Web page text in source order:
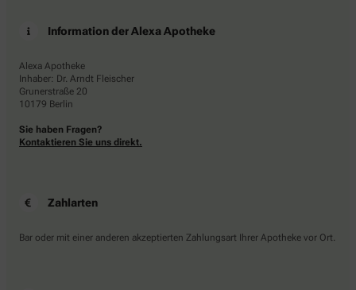
Information der Alexa Apotheke
Alexa Apotheke
Inhaber: Dr. Arndt Fleischer
Grunerstraße 20
10179 Berlin
Sie haben Fragen?
Kontaktieren Sie uns direkt.
Zahlarten
Bar oder mit einer anderen akzeptierten Zahlungsart Ihrer Apotheke vor Ort.